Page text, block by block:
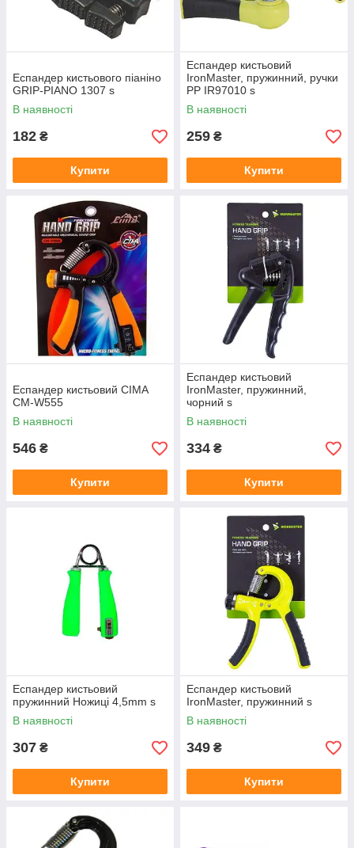
Еспандер кистьового піаніно
GRIP-PIANO 1307 s
В наявності
182 ₴
Купити
Еспандер кистьовий
IronMaster, пружинний, ручки
PP IR97010 s
В наявності
259 ₴
Купити
Еспандер кистьовий CIMA
CM-W555
В наявності
546 ₴
Купити
Еспандер кистьовий
IronMaster, пружинний,
чорний s
В наявності
334 ₴
Купити
Еспандер кистьовий
пружинний Ножиці 4,5mm s
В наявності
307 ₴
Купити
Еспандер кистьовий
IronMaster, пружинний s
В наявності
349 ₴
Купити